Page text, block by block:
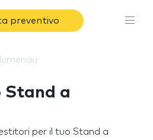
preventivo
a
per il tuo Stand a